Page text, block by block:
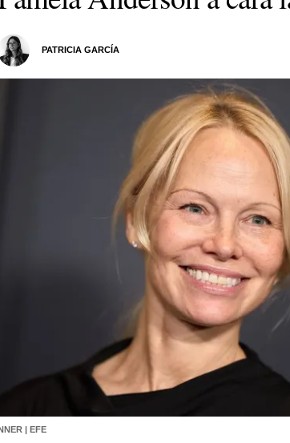
PATRICIA GARCÍA
| EFE